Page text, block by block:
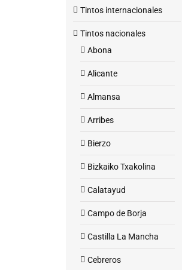
Tintos internacionales
Tintos nacionales
Abona
Alicante
Almansa
Arribes
Bierzo
Bizkaiko Txakolina
Calatayud
Campo de Borja
Castilla La Mancha
Cebreros